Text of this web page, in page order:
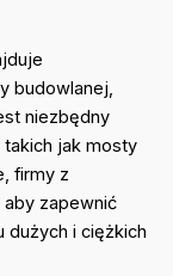
budowlanej,
niezbędny
jak mosty
firmy z
aby zapewnić
i ciężkich